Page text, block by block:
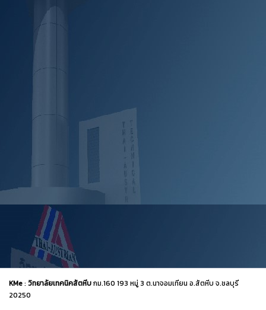
KMe: วิทยาลัยเทคนิคสัตหีบกม.160 193 หมู่ 3 ต.นาจอมเทียน อ.สัตหีบ จ.ชลบุรี
20250